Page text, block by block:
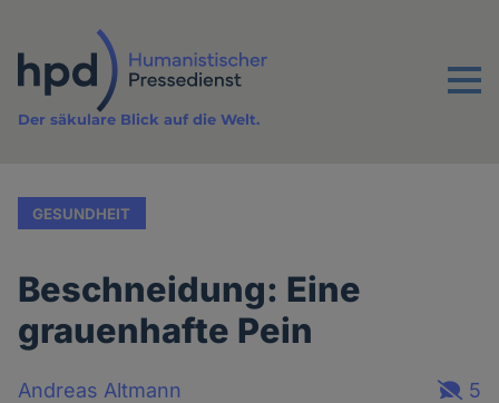
Inhalt
Menu
Der säkulare Blick auf die Welt.
GESUNDHEIT
Beschneidung: Eine
grauenhafte Pein
Andreas Altmann
5